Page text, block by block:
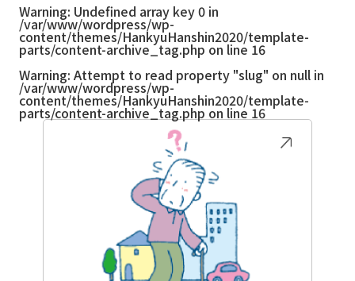
Warning: Undefined array key 0 in
/var/www/wordpress/wp-
content/themes/HankyuHanshin2020/template-
parts/content-archive_tag.php on line 16
Warning: Attempt to read property "slug" on null in
/var/www/wordpress/wp-
content/themes/HankyuHanshin2020/template-
parts/content-archive_tag.php on line 16